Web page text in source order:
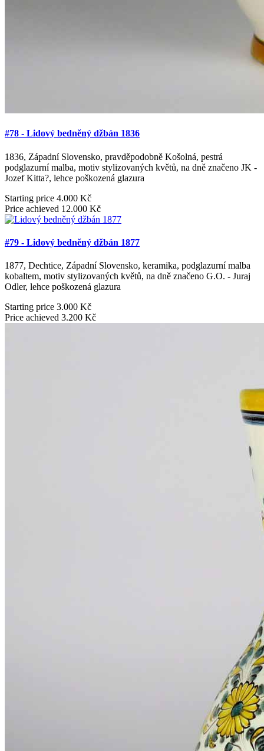
#78 - Lidový bedněný džbán 1836
1836, Západní Slovensko, pravděpodobně Košolná, pestrá
podglazurní malba, motiv stylizovaných květů, na dně značeno JK -
Jozef Kitta?, lehce poškozená glazura
Starting price 4.000 Kč
Price achieved 12.000 Kč
#79 - Lidový bedněný džbán 1877
1877, Dechtice, Západní Slovensko, keramika, podglazurní malba
kobaltem, motiv stylizovaných květů, na dně značeno G.O. - Juraj
Odler, lehce poškozená glazura
Starting price 3.000 Kč
Price achieved 3.200 Kč